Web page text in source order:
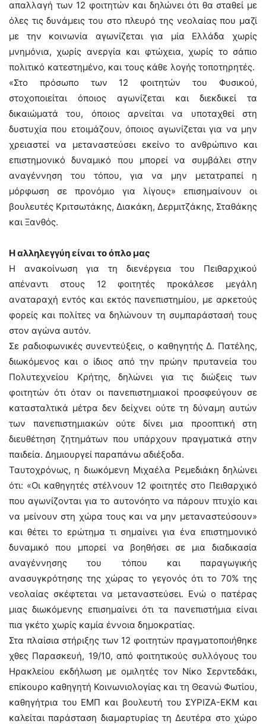
απαλλαγή των 12 φοιτητών και δηλώνει ότι θα σταθεί με
όλες τις δυνάμεις του στο πλευρό της νεολαίας που μαζί
με την κοινωνία αγωνίζεται για μία Ελλάδα χωρίς
μνημόνια, χωρίς ανεργία και φτώχεια, χωρίς το σάπιο
πολιτικό κατεστημένο, και τους κάθε λογής τοποτηρητές.
«Στο πρόσωπο των 12 φοιτητών του Φυσικού,
στοχοποιείται όποιος αγωνίζεται και διεκδικεί τα
δικαιώματά του, όποιος αρνείται να υποταχθεί στη
δυστυχία που ετοιμάζουν, όποιος αγωνίζεται για να μην
χρειαστεί να μεταναστεύσει εκείνο το ανθρώπινο και
επιστημονικό δυναμικό που μπορεί να συμβάλει στην
αναγέννηση του τόπου, για να μην μετατραπεί η
μόρφωση σε προνόμιο για λίγους» επισημαίνουν οι
βουλευτές Κριτσωτάκης, Διακάκη, Δερμιτζάκης, Σταθάκης
και Ξανθός.
Η αλληλεγγύη είναι το όπλο μας
Η ανακοίνωση για τη διενέργεια του Πειθαρχικού
απέναντι στους 12 φοιτητές προκάλεσε μεγάλη
αναταραχή εντός και εκτός πανεπιστημίου, με αρκετούς
φορείς και πολίτες να δηλώνουν τη συμπαράστασή τους
στον αγώνα αυτόν.
Σε ραδιοφωνικές συνεντεύξεις, ο καθηγητής Δ. Πατέλης,
διωκόμενος και ο ίδιος από την πρώην πρυτανεία του
Πολυτεχνείου Κρήτης, δηλώνει για τις διώξεις των
φοιτητών ότι όταν οι πανεπιστημιακοί προσφεύγουν σε
κατασταλτικά μέτρα δεν δείχνει ούτε τη δύναμη αυτών
των πανεπιστημιακών ούτε δίνει μια προοπτική στη
διευθέτηση ζητημάτων που υπάρχουν πραγματικά στην
παιδεία. Δημιουργεί παραπάνω αδιέξοδα.
Ταυτοχρόνως, η διωκόμενη Μιχαέλα Ρεμεδιάκη δηλώνει
ότι: «Οι καθηγητές στέλνουν 12 φοιτητές στο Πειθαρχικό
που αγωνίζονται για το αυτονόητο να πάρουν πτυχίο και
να μείνουν στη χώρα τους και να μην μεταναστεύσουν»
και θέτει το ερώτημα τι σημαίνει για ένα επιστημονικό
δυναμικό που μπορεί να βοηθήσει σε μια διαδικασία
αναγέννησης του τόπου και παραγωγικής
ανασυγκρότησης της χώρας το γεγονός ότι το 70% της
νεολαίας σκέφτεται να μεταναστεύσει. Ενώ ο πατέρας
μιας διωκόμενης επισημαίνει ότι τα πανεπιστήμια είναι
πια γκέτο χωρίς καμία έννοια δημοκρατίας.
Στα πλαίσια στήριξης των 12 φοιτητών πραγματοποιήθηκε
χθες Παρασκευή, 19/10, από φοιτητικούς συλλόγους του
Ηρακλείου εκδήλωση με ομιλητές τον Νίκο Σερντεδάκι,
επίκουρο καθηγητή Κοινωνιολογίας και τη Θεανώ Φωτίου,
καθηγήτρια του ΕΜΠ και βουλευτή του ΣΥΡΙΖΑ-ΕΚΜ και
καλείται παράσταση διαμαρτυρίας τη Δευτέρα στο χώρο